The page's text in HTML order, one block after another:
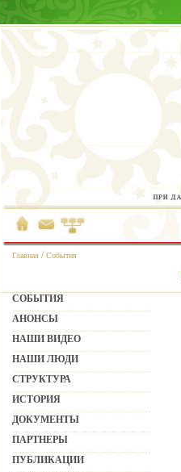
Главная /События
СОБЫТИЯ
АНОНСЫ
НАШИ ВИДЕО
НАШИ ЛЮДИ
СТРУКТУРА
ИСТОРИЯ
ДОКУМЕНТЫ
ПАРТНЕРЫ
ПУБЛИКАЦИИ